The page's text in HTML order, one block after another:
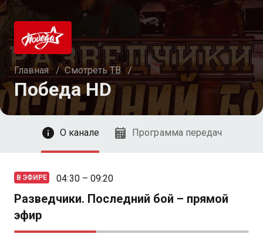
Главная / Смотреть ТВ /
Победа HD Смотреть
О канале Программа передач
В ЭФИРЕ 04:30 – 09:20
Разведчики. Последний бой – прямой
эфир